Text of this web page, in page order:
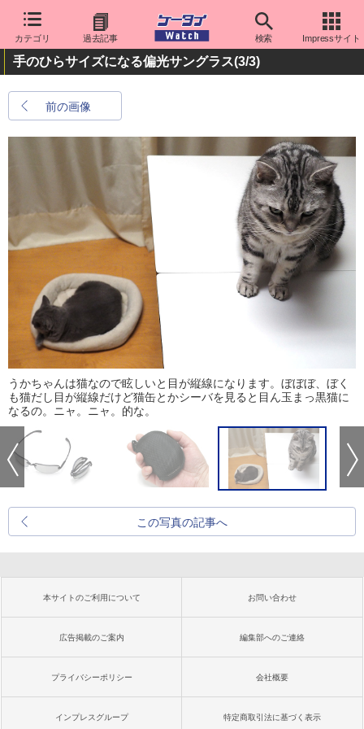
カテゴリ 過去記事 検索 Impressサイト
手のひらサイズになる偏光サングラス(3/3)
前の画像
うかちゃんは猫なので眩しいと目が縦線になります。ぼぼぼ、ぼく
も猫だし目が縦線だけど猫缶とかシーバを見ると目ん玉まっ黒猫に
なるの。ニャ。ニャ。的な。
この写真の記事へ
本サイトのご利用について お問い合わせ
広告掲載のご案内 編集部へのご連絡
プライバシーポリシー 会社概要
インプレスグループ 特定商取引法に基づく表示